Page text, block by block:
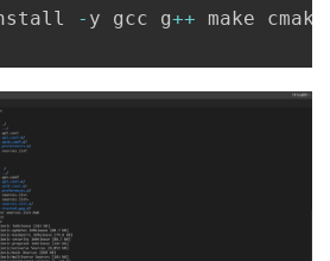
- y gcc g++ make